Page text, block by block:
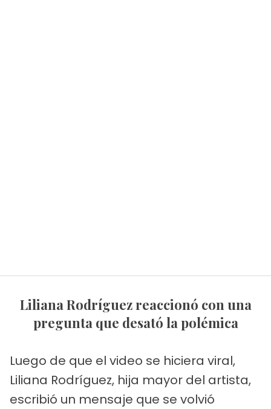
Liliana Rodríguez reaccionó con una
pregunta que desató la polémica
Luego de que el video se hiciera viral,
Liliana Rodríguez, hija mayor del artista,
escribió un mensaje que se volvió